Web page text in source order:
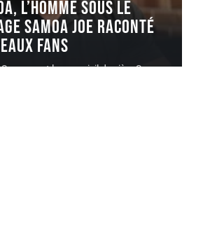
l’homme sous le
Samoa Joe raconté
fans
est le nom civil derrière Samoa